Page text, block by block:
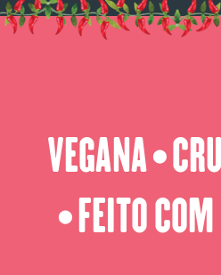
VEGANA ⬤
⬤ FEITO